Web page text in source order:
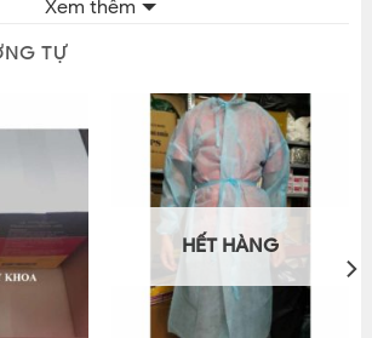
Xem thêm
TỰ
HẾT HÀNG